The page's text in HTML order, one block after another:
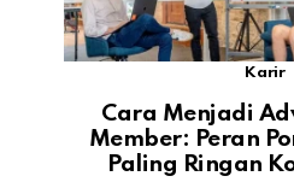
Karir
Cara Menjadi
Member: Peran
Paling Ringan